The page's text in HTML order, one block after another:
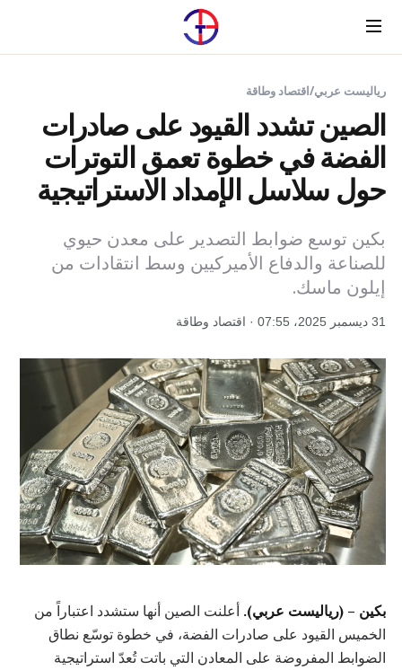
Menu
رياليست عربي/اقتصاد وطاقة
الصين تشدد القيود على صادرات
الفضة في خطوة تعمق التوترات
حول سلاسل الإمداد الاستراتيجية
بكين توسع ضوابط التصدير على معدن حيوي
للصناعة والدفاع الأميركيين وسط انتقادات من
إيلون ماسك.
31 ديسمبر 2025، 07:55 · اقتصاد وطاقة
بكين – (رياليست عربي). أعلنت الصين أنها ستشدد اعتباراً من
الخميس القيود على صادرات الفضة، في خطوة توسّع نطاق
الضوابط المفروضة على المعادن التي باتت تُعدّ استراتيجية